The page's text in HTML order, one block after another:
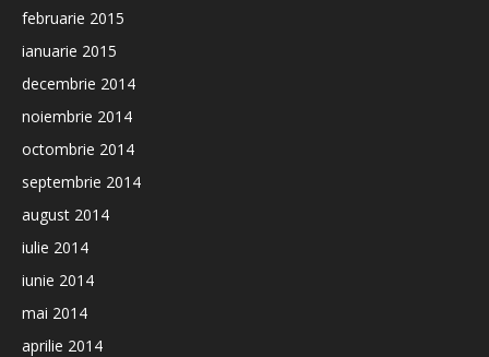
februarie 2015
ianuarie 2015
decembrie 2014
noiembrie 2014
octombrie 2014
septembrie 2014
august 2014
iulie 2014
iunie 2014
mai 2014
aprilie 2014